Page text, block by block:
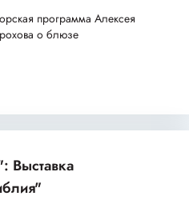
программа Алексея
о блюзе
Выставка